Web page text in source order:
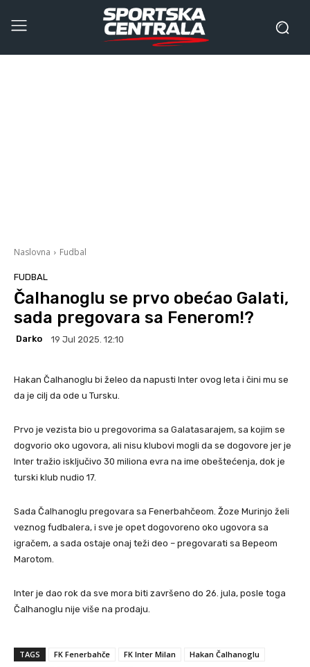
Naslovna Fudbal
FUDBAL
Čalhanoglu se prvo obećao Galati,
sada pregovara sa Fenerom!?
Darko 19 Jul 2025. 12:10
Hakan Čalhanoglu bi želeo da napusti Inter ovog leta i čini mu se
da je cilj da ode u Tursku.
Prvo je vezista bio u pregovorima sa Galatasarajem, sa kojim se
dogvorio oko ugovora, ali nisu klubovi mogli da se dogovore jer je
Inter tražio isključivo 30 miliona evra na ime obeštećenja, dok je
turski klub nudio 17.
Sada Čalhanoglu pregovara sa Fenerbahčeom. Žoze Murinjo želi
veznog fudbalera, i sve je opet dogovoreno oko ugovora sa
igračem, a sada ostaje onaj teži deo – pregovarati sa Bepeom
Marotom.
Inter je dao rok da sve mora biti završeno do 26. jula, posle toga
Čalhanoglu nije više na prodaju.
TAGS FK Fenerbahče FK Inter Milan
Hakan Čalhanoglu